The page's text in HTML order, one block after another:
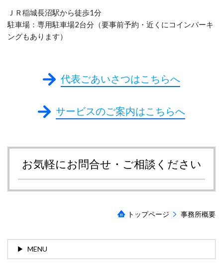
ＪＲ稲城長沼駅から徒歩1分
駐車場：専用駐車場2台分（要事前予約・近くにコインパーキ
ングもあります）
代表ごあいさつはこちらへ
サービスのご案内はこちらへ
お気軽にお問合せ・ご相談ください
トップページ 事務所概要
MENU